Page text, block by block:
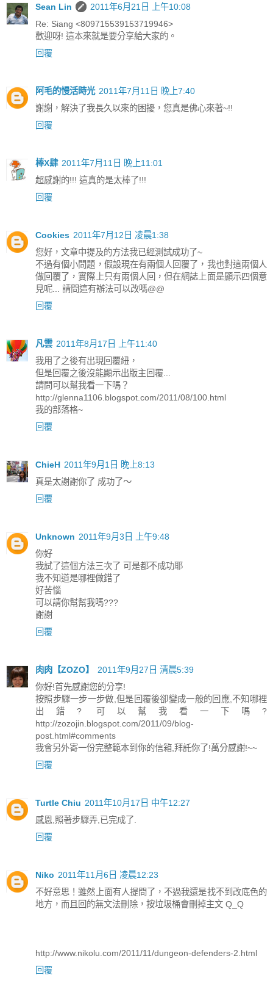
Sean Lin
2011年6月21日 上午10:08
Re: Siang <809715539153719946>
歡迎呀! 這本來就是要分享給大家的。
回覆
阿毛的慢活時光 2011年7月11日 晚上7:40
謝謝，解決了我長久以來的困擾，您真是佛心來著~!!
回覆
棒X肆 2011年7月11日 晚上11:01
超感謝的!!! 這真的是太棒了!!!
回覆
Cookies 2011年7月12日 凌晨1:38
您好，文章中提及的方法我已經測試成功了~
不過有個小問題，假設現在有兩個人回覆了，我也對這兩個人
做回覆了，實際上只有兩個人回，但在網誌上面是顯示四個意
見呢... 請問這有辦法可以改嗎@@
回覆
凡雲 2011年8月17日 上午11:40
我用了之後有出現回覆紐，
但是回覆之後沒能顯示出版主回覆...
請問可以幫我看一下嗎？
http://glenna1106.blogspot.com/2011/08/100.html
我的部落格~
回覆
ChieH 2011年9月1日 晚上8:13
真是太謝謝你了 成功了～
回覆
Unknown 2011年9月3日 上午9:48
你好
我試了這個方法三次了 可是都不成功耶
我不知道是哪裡做錯了
好苦惱
可以請你幫幫我嗎???
謝謝
回覆
肉肉【ZOZO】
2011年9月27日 清晨5:39
你好!首先感謝您的分享!
按照步驟一步一步做,但是回覆後卻變成一般的回應,不知哪裡
出錯? 可以幫我看一下嗎?
http://zozojin.blogspot.com/2011/09/blog-
post.html#comments
我會另外寄一份完整範本到你的信箱,拜託你了!萬分感謝!~~
回覆
Turtle Chiu 2011年10月17日 中午12:27
感恩,照著步驟弄,已完成了.
回覆
Niko 2011年11月6日 凌晨12:23
不好意思！雖然上面有人提問了，不過我還是找不到改底色的
地方，而且回的無文法刪除，按垃圾桶會刪掉主文 Q_Q
http://www.nikolu.com/2011/11/dungeon-defenders-2.html
回覆